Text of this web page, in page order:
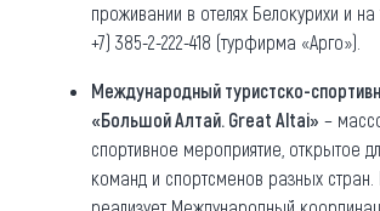
проживании в отелях Белокурихи и на
+7) 385-2-222-418 (турфирма «Арго»).
Международный туристско-
«Большой Алтай. Great Altai» –
спортивное мероприятие, открытое
команд и спортсменов разных стран.